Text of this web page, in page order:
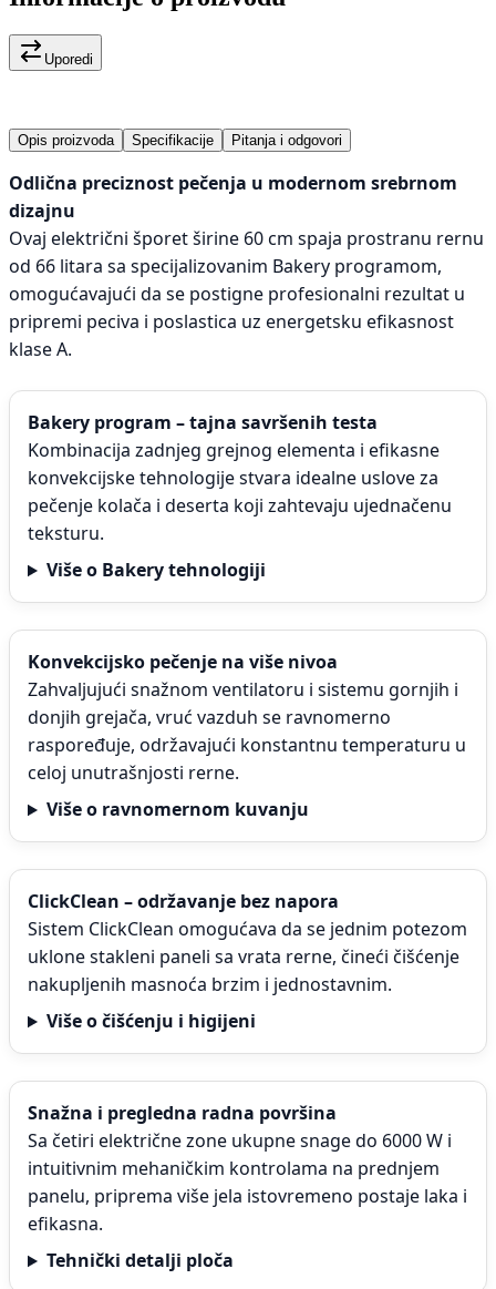
Uporedi
Opis proizvoda Specifikacije Pitanja i odgovori
Odlična preciznost pečenja u modernom srebrnom
dizajnu
Ovaj električni šporet širine 60 cm spaja prostranu rernu
od 66 litara sa specijalizovanim Bakery programom,
omogućavajući da se postigne profesionalni rezultat u
pripremi peciva i poslastica uz energetsku efikasnost
klase A.
Bakery program – tajna savršenih testa
Kombinacija zadnjeg grejnog elementa i efikasne
konvekcijske tehnologije stvara idealne uslove za
pečenje kolača i deserta koji zahtevaju ujednačenu
teksturu.
Više o Bakery tehnologiji
Konvekcijsko pečenje na više nivoa
Zahvaljujući snažnom ventilatoru i sistemu gornjih i
donjih grejača, vruć vazduh se ravnomerno
raspoređuje, održavajući konstantnu temperaturu u
celoj unutrašnjosti rerne.
Više o ravnomernom kuvanju
ClickClean – održavanje bez napora
Sistem ClickClean omogućava da se jednim potezom
uklone stakleni paneli sa vrata rerne, čineći čišćenje
nakupljenih masnoća brzim i jednostavnim.
Više o čišćenju i higijeni
Snažna i pregledna radna površina
Sa četiri električne zone ukupne snage do 6000 W i
intuitivnim mehaničkim kontrolama na prednjem
panelu, priprema više jela istovremeno postaje laka i
efikasna.
Tehnički detalji ploča